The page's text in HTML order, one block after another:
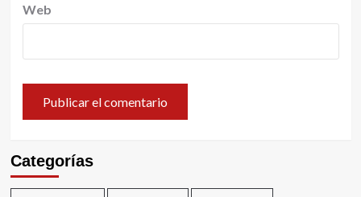
Web
Categorías